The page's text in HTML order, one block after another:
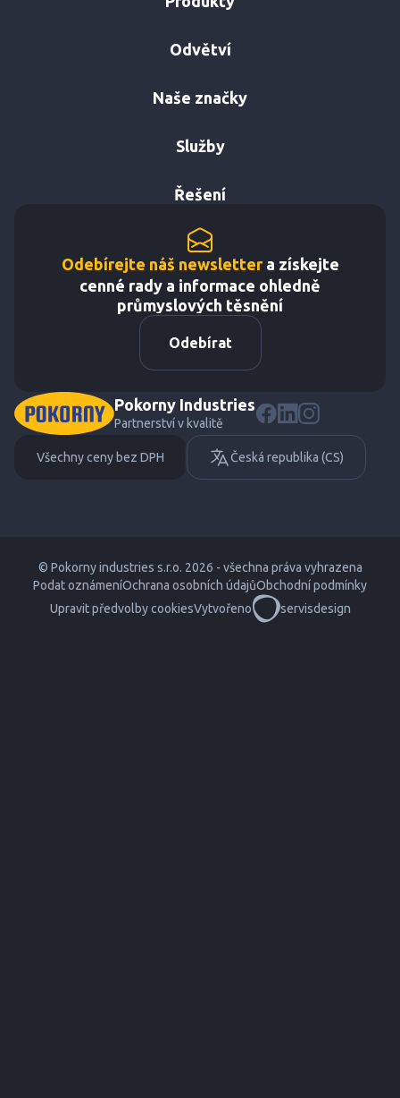
Odvětví
Naše značky
Služby
Řešení
Odebírejte náš newslettera získejte
cenné rady a informace ohledně
průmyslových těsnění
Odebírat
Pokorny Industries
Partnerství v kvalitě
Všechny ceny bez DPH Česká republika (CS)
© Pokorny industries s.r.o. 2026 - všechna práva vyhrazena
Podat oznámeníOchrana osobních údajůObchodní podmínky
Upravit předvolby cookiesVytvořeno servisdesign